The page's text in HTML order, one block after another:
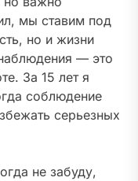
мы ставим под
но и жизни
— это
За 15 лет я
соблюдение
серьезных
не забуду,